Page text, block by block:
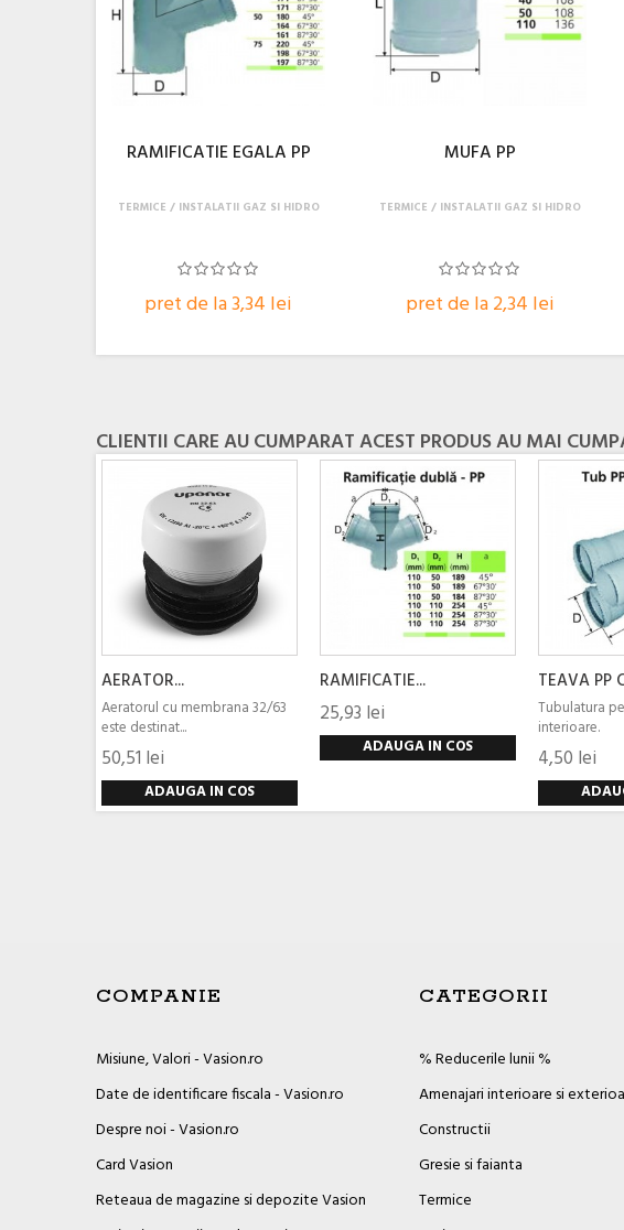
RAMIFICATIE EGALA PP
pret de la 3,34 lei
TERMICE INSTALATII GAZ SI HIDRO
MUFA PP
pret de la 2,34 lei
TERMICE INSTALATII GAZ SI HIDRO
CLIENTII CARE AU CUMPARAT ACEST PRODUS AU MAI
AERATOR...
Aeratorul cu membrana 32/63
este destinat...
50,51 lei
ADAUGA IN COS
RAMIFICATIE...
25,93 lei
ADAUGA IN COS
TEAVA PP
Tubulatura
interioare.
4,50 lei
COMPANIE
Misiune, Valori - Vasion.ro
Date de identificare fiscala - Vasion.ro
Despre noi - Vasion.ro
Card Vasion
Reteaua de magazine si depozite Vasion
CATEGORII
% Reducerile lunii %
Amenajari interioare si
Constructii
Gresie si faianta
Termice